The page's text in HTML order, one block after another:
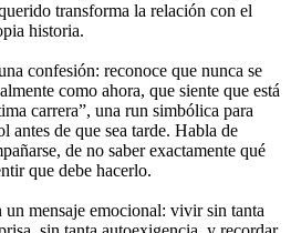
transforma la relación con el
historia.
confesión: reconoce que nunca se
como ahora, que siente que está
carrera”, una run simbólica para
antes de que sea tarde. Habla de
de no saber exactamente qué
que debe hacerlo.
mensaje emocional: vivir sin tanta